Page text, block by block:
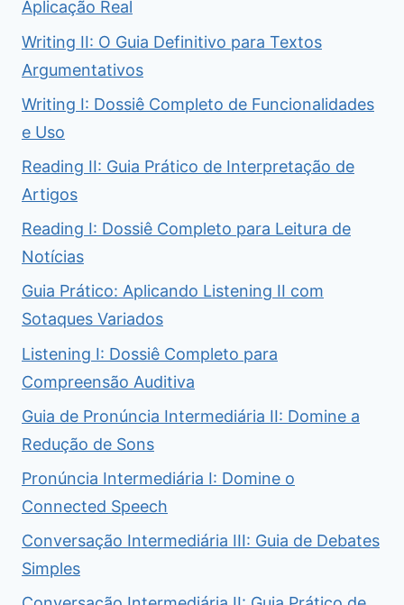
Aplicação Real
Writing II: O Guia Definitivo para Textos
Argumentativos
Writing I: Dossiê Completo de Funcionalidades
e Uso
Reading II: Guia Prático de Interpretação de
Artigos
Reading I: Dossiê Completo para Leitura de
Notícias
Guia Prático: Aplicando Listening II com
Sotaques Variados
Listening I: Dossiê Completo para
Compreensão Auditiva
Guia de Pronúncia Intermediária II: Domine a
Redução de Sons
Pronúncia Intermediária I: Domine o
Connected Speech
Conversação Intermediária III: Guia de Debates
Simples